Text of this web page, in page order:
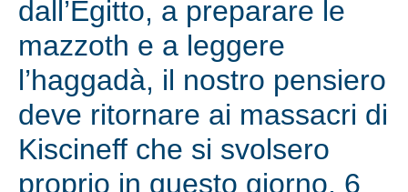
dall’Egitto, a preparare le
mazzoth e a leggere
l’haggadà, il nostro pensiero
deve ritornare ai massacri di
Kiscineff che si svolsero
proprio in questo giorno, 6